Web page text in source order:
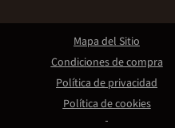
Mapa del Sitio
Condiciones de compra
Política de privacidad
Política de cookies